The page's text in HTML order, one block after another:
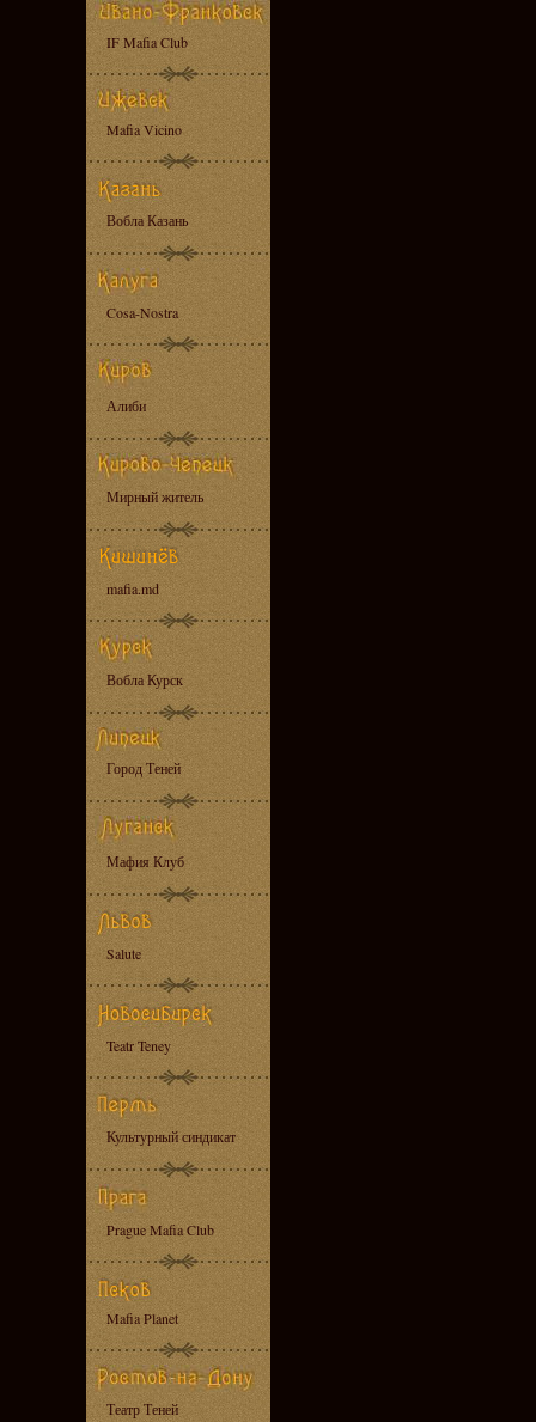
IF Mafia Club
Mafia Vicino
Вобла Казань
Cosa-Nostra
Алиби
Мирный житель
mafia.md
Вобла Курск
Город Теней
Мафия Клуб
Salute
Teatr Teney
Культурный синдикат
Prague Mafia Club
Mafia Planet
Театр Теней